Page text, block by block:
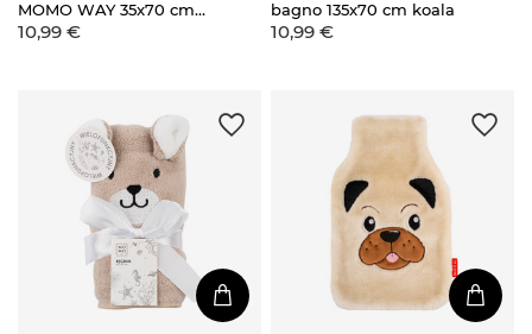
MOMO WAY 35x70 cm
coniglio
10,99 €
bagno 135x70 cm koala
10,99 €